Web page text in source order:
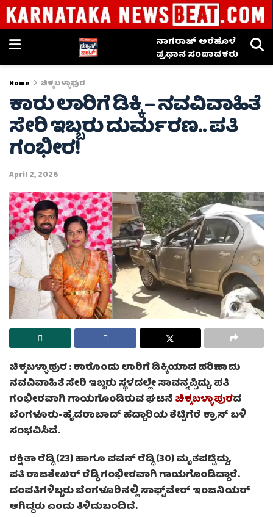
ನಾಗರಾಜ್ ಅರೆಹೊಳೆ
ಪ್ರಧಾನ ಸಂಪಾದಕರು
Home ಚಿಕ್ಕಬಳ್ಳಾಫುರ
ಕಾರು ಲಾರಿಗೆ ಡಿಕ್ಕಿ – ನವವಿವಾಹಿತೆ
ಸೇರಿ ಇಬ್ಬರು ದುರ್ಮರಣ.. ಪತಿ
ಗಂಭೀರ!
April 2, 2026
ಚಿಕ್ಕಬಳ್ಳಾಪುರ :ಕಾರೊಂದು ಲಾರಿಗೆ ಡಿಕ್ಕಿಯಾದ ಪರಿಣಾಮ
ನವವಿವಾಹಿತೆ ಸೇರಿ ಇಬ್ಬರು ಸ್ಥಳದಲ್ಲೇ ಸಾವನ್ನಪ್ಪಿದ್ದು, ಪತಿ
ಗಂಭೀರವಾಗಿ ಗಾಯಗೊಂಡಿರುವ ಘಟನೆಚಿಕ್ಕಬಳ್ಳಾಪುರದ
ಬೆಂಗಳೂರು-ಹೈದರಾಬಾದ್ ಹೆದ್ದಾರಿಯ ಶೆಟ್ಟಿಗೆರೆ ಕ್ರಾಸ್ ಬಳಿ
ಸಂಭವಿಸಿದೆ.
ರಕ್ಷಿತಾ ರೆಡ್ಡಿ (23) ಹಾಗೂ ಪವನ್ ರೆಡ್ಡಿ (30) ಮೃತಪಟ್ಟಿದ್ದು,
ಪತಿ ರಾಜಶೇಖರ್ ರೆಡ್ಡಿ ಗಂಭೀರವಾಗಿ ಗಾಯಗೊಂಡಿದ್ದಾರೆ.
ದಂಪತಿಗಳಿಬ್ಬರು ಬೆಂಗಳೂರಿನಲ್ಲಿ ಸಾಫ್ಟ್‌ವೇರ್‌ ಇಂಜನಿಯರ್
ಆಗಿದ್ದರು ಎಂದು ತಿಳಿದುಬಂದಿದೆ.